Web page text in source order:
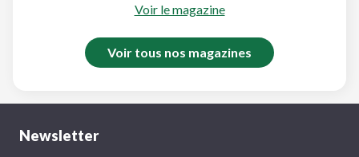
Voir le magazine
Voir tous nos magazines
Newsletter